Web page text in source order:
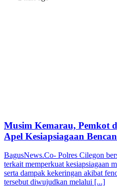
Musim Kemarau, Pemkot
Apel Kesiapsiagaan
BagusNews.Co- Polres Cilegon
terkait memperkuat kesiapsiagaan
serta dampak kekeringan akibat
tersebut diwujudkan melalui [...]